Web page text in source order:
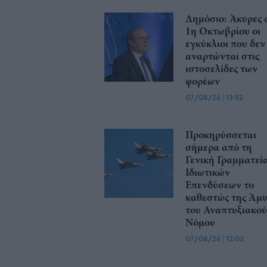
Δημόσιο: Άκυρες
1η Οκτωβρίου οι
εγκύκλιοι που
αναρτώνται στις
ιστοσελίδες των
φορέων
07/08/26 | 13:52
Προκηρύσσεται
σήμερα από τη
Γενική
Ιδιωτικών
Επενδύσεων το
καθεστώς της
του Αναπτυξιακού
Νόμου
07/08/26 | 12:02